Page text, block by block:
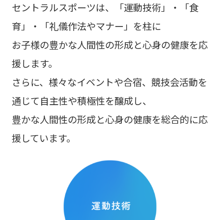
セントラルスポーツは、「運動技術」・「食
育」・「礼儀作法やマナー」を柱に
お子様の豊かな人間性の形成と心身の健康を応
援します。
さらに、様々なイベントや合宿、競技会活動を
通じて自主性や積極性を醸成し、
豊かな人間性の形成と心身の健康を総合的に応
援しています。